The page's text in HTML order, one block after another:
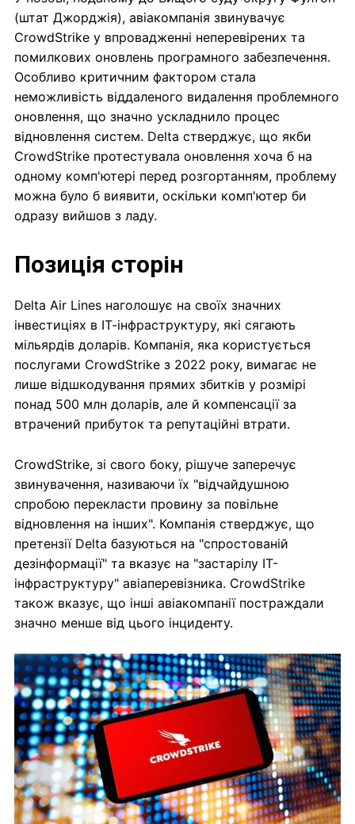
(штат Джорджія), авіакомпанія звинувачує
CrowdStrike у впровадженні неперевірених та
помилкових оновлень програмного забезпечення.
Особливо критичним фактором стала
неможливість віддаленого видалення проблемного
оновлення, що значно ускладнило процес
відновлення систем. Delta стверджує, що якби
CrowdStrike протестувала оновлення хоча б на
одному комп'ютері перед розгортанням, проблему
можна було б виявити, оскільки комп'ютер би
одразу вийшов з ладу.
Позиція сторін
Delta Air Lines наголошує на своїх значних
інвестиціях в ІТ-інфраструктуру, які сягають
мільярдів доларів. Компанія, яка користується
послугами CrowdStrike з 2022 року, вимагає не
лише відшкодування прямих збитків у розмірі
понад 500 млн доларів, але й компенсації за
втрачений прибуток та репутаційні втрати.
CrowdStrike, зі свого боку, рішуче заперечує
звинувачення, називаючи їх "відчайдушною
спробою перекласти провину за повільне
відновлення на інших". Компанія стверджує, що
претензії Delta базуються на "спростованій
дезінформації" та вказує на "застарілу ІТ-
інфраструктуру" авіаперевізника. CrowdStrike
також вказує, що інші авіакомпанії постраждали
значно менше від цього інциденту.